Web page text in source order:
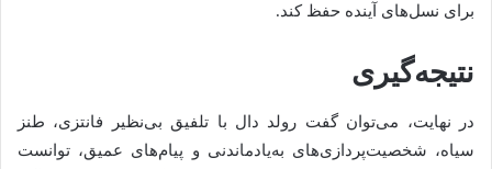
برای نسل‌های آینده حفظ کند.
نتیجه‌گیری
در نهایت، می‌توان گفت رولد دال با تلفیق بی‌نظیر فانتزی، طنز
سیاه، شخصیت‌پردازی‌های به‌یادماندنی و پیام‌های عمیق، توانست